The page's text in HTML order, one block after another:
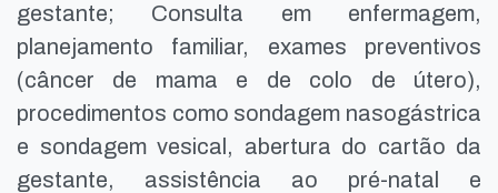
gestante; Consulta em enfermagem,
planejamento familiar, exames preventivos
(câncer de mama e de colo de útero),
procedimentos como sondagem nasogástrica
e sondagem vesical, abertura do cartão da
gestante, assistência ao pré-natal e